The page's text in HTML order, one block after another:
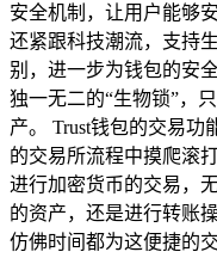
安全机制，让用户能够
还紧跟科技潮流，支持
别，进一步为钱包的安
独一无二的“生物锁”，
产。 Trust钱包的交易
的交易所流程中摸爬滚
进行加密货币的交易，
的资产，还是进行转账
仿佛时间都为这便捷的